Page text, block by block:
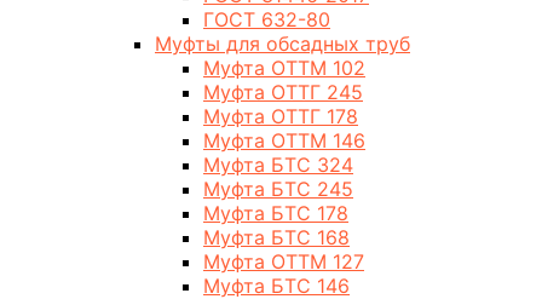
ГОСТ 632-80
Муфты для обсадных труб
Муфта ОТТМ 102
Муфта ОТТГ 245
Муфта ОТТГ 178
Муфта ОТТМ 146
Муфта БТС 324
Муфта БТС 245
Муфта БТС 178
Муфта БТС 168
Муфта ОТТМ 127
Муфта БТС 146